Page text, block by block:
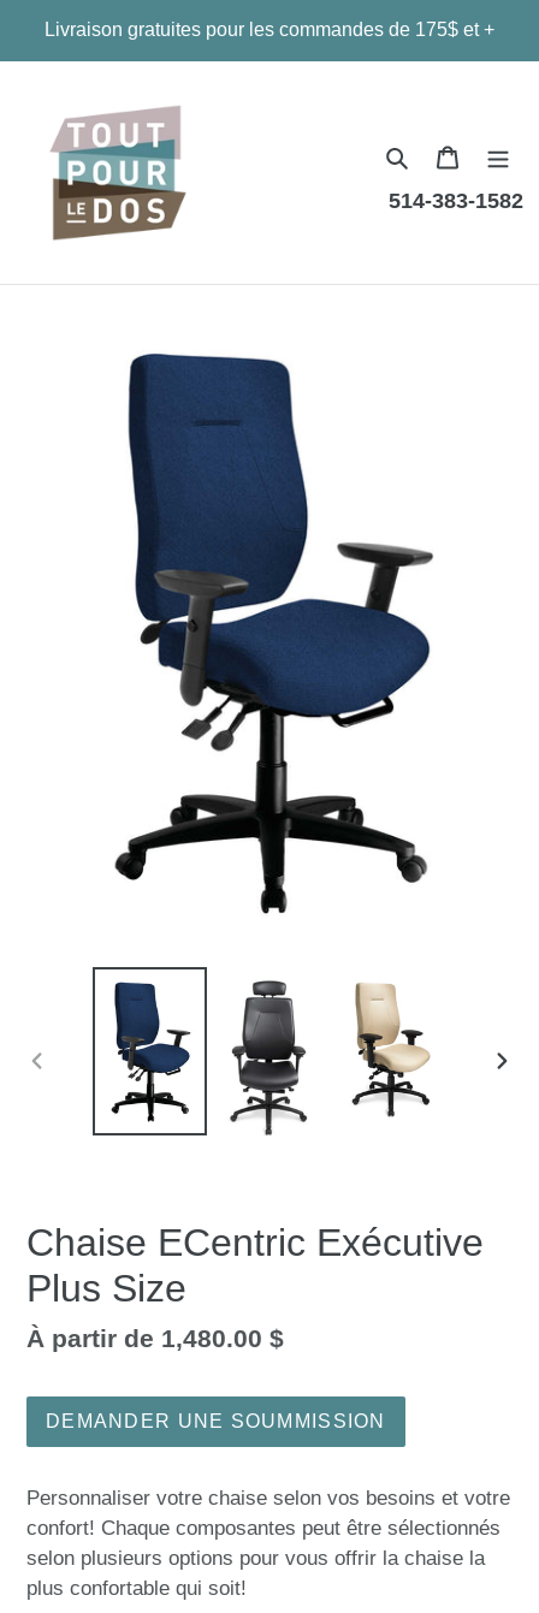
Livraison gratuites pour les commandes de 175$ et +
Panier
514-383-1582
DIAPOSITIVE
PRÉCÉDENTE
Chaise ECentric Exécutive
Plus Size
Prix
À partir de 1,480.00 $
DEMANDER UNE SOUMMISSION
d'un
produit
à
votre
Personnaliser votre chaise selon vos besoins et votre
confort! Chaque composantes peut être sélectionnés
selon plusieurs options pour vous offrir la chaise la
plus confortable qui soit!